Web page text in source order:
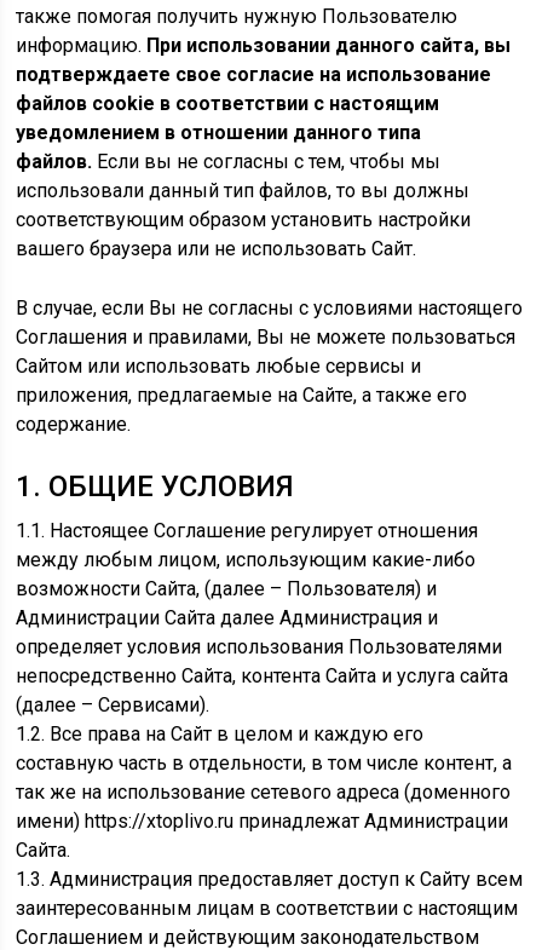
также помогая получить нужную Пользователю
информацию. При использовании данного сайта, вы
подтверждаете свое согласие на использование
файлов cookie в соответствии с настоящим
уведомлением в отношении данного типа
файлов. Если вы не согласны с тем, чтобы мы
использовали данный тип файлов, то вы должны
соответствующим образом установить настройки
вашего браузера или не использовать Сайт.
В случае, если Вы не согласны с условиями настоящего
Соглашения и правилами, Вы не можете пользоваться
Сайтом или использовать любые сервисы и
приложения, предлагаемые на Сайте, а также его
содержание.
1. ОБЩИЕ УСЛОВИЯ
1.1. Настоящее Соглашение регулирует отношения
между любым лицом, использующим какие-либо
возможности Сайта, (далее – Пользователя) и
Администрации Сайта далее Администрация и
определяет условия использования Пользователями
непосредственно Сайта, контента Сайта и услуга сайта
(далее – Сервисами).
1.2. Все права на Сайт в целом и каждую его
составную часть в отдельности, в том числе контент, а
так же на использование сетевого адреса (доменного
имени) https://xtoplivo.ru принадлежат Администрации
Сайта.
1.3. Администрация предоставляет доступ к Сайту всем
заинтересованным лицам в соответствии с настоящим
Соглашением и действующим законодательством